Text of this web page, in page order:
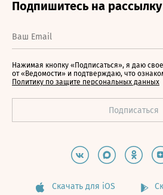
Нажимая кнопку «Подписаться», я даю
от «Ведомости» и подтверждаю, что
Политику по защите персональных данных
Скачать для iOS